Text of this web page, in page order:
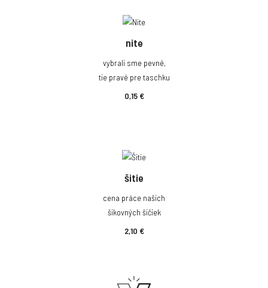
nite
vybrali sme pevné,
tie pravé pre taschku
0,15 €
šitie
cena práce našich
šikovných šičiek
2,10 €